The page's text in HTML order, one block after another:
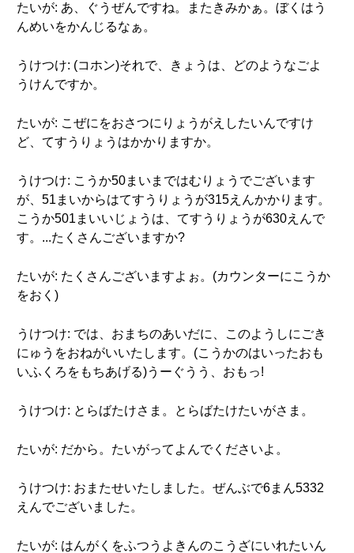
たいが: あ、ぐうぜんですね。またきみかぁ。ぼくはう
んめいをかんじるなぁ。
うけつけ: (コホン)それで、きょうは、どのようなごよ
うけんですか。
たいが: こぜにをおさつにりょうがえしたいんですけ
ど、てすうりょうはかかりますか。
うけつけ: こうか50まいまではむりょうでございます
が、51まいからはてすうりょうが315えんかかります。
こうか501まいいじょうは、てすうりょうが630えんで
す。...たくさんございますか?
たいが: たくさんございますよぉ。(カウンターにこうか
をおく)
うけつけ: では、おまちのあいだに、このようしにごき
にゅうをおねがいいたします。(こうかのはいったおも
いふくろをもちあげる)うーぐうう、おもっ!
うけつけ: とらばたけさま。とらばたけたいがさま。
たいが: だから。たいがってよんでくださいよ。
うけつけ: おまたせいたしました。ぜんぶで6まん5332
えんでございました。
たいが: はんがくをふつうよきんのこうざにいれたいん